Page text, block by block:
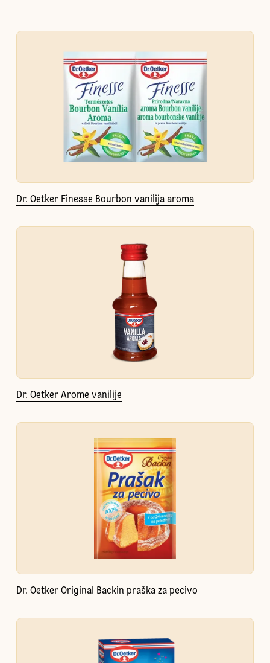
Dr. Oetker Finesse Bourbon vanilija aroma
Dr. Oetker Arome vanilije
Dr. Oetker Original Backin praška za pecivo